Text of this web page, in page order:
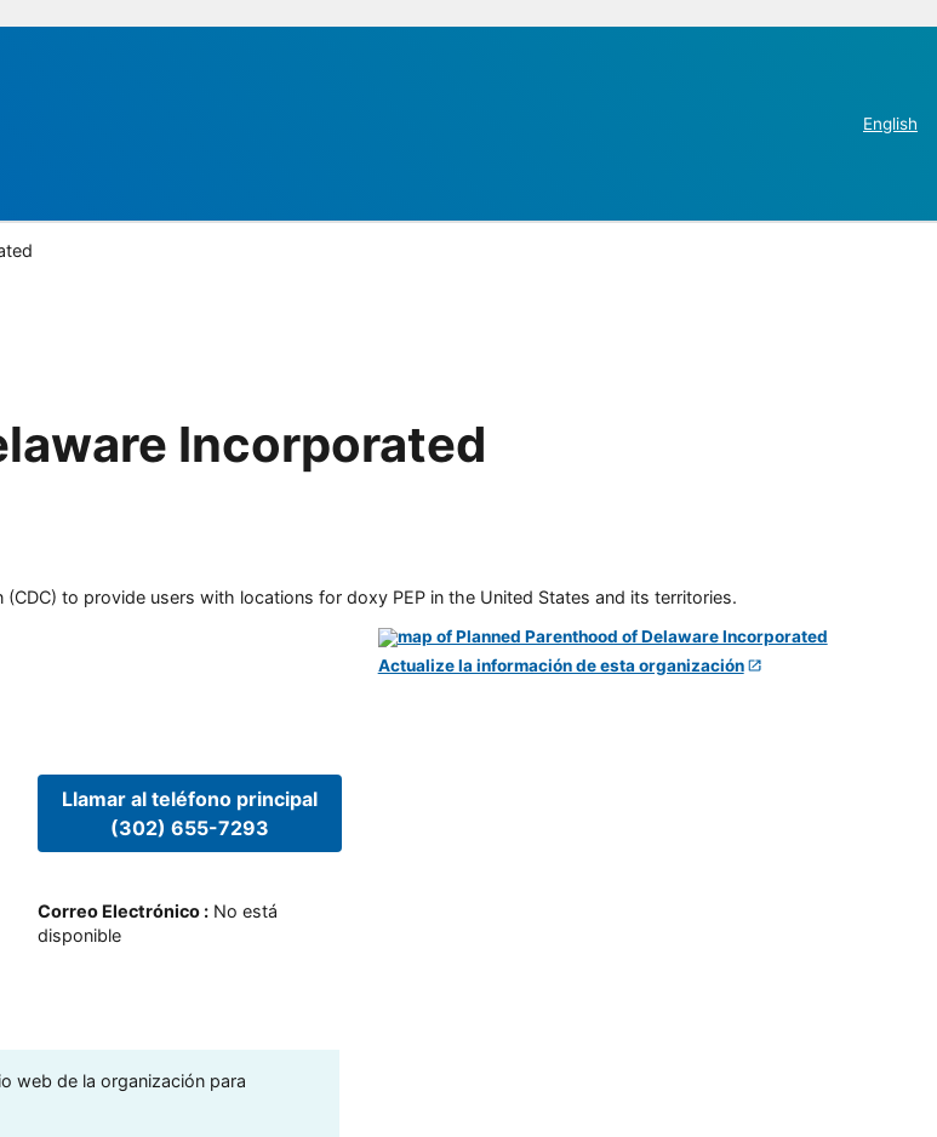
English
Incorporated
to provide users with locations for doxy PEP in the United States and its territories.
Llamar al teléfono principal
(302) 655-7293
Correo Electrónico: No está
disponible
web de la organización para
Actualize la información de esta organización